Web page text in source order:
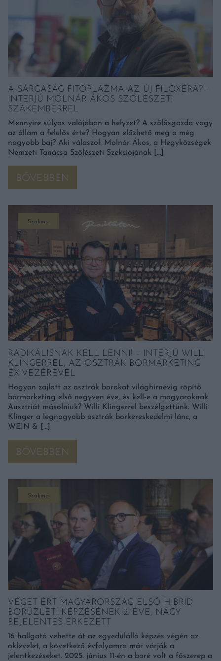
A SÁRGASÁG FITOPLAZMA AZ ÚJ FILOXÉRA? –
INTERJÚ MOLNÁR ÁKOS SZŐLÉSZETI
SZAKEMBERREL
Mennyire súlyos valójában a helyzet? A szőlősgazda vagy
az állam a felelős érte? Hogyan előzhető meg a még
nagyobb baj? Aki válaszol: Molnár Ákos, a Hegyközségek
Nemzeti Tanácsa Szőlészeti Szekciójának […]
BŐVEBBEN
Szakma
RADIKÁLISNAK KELL LENNI! – INTERJÚ WILLI
KLINGERREL, AZ OSZTRÁK BORMARKETING
EX-VEZÉRÉVEL
Hogyan zajlott az osztrák borokat világhírnévig röpítő
bormarketing első negyven éve, és kell-e a magyaroknak
Ausztriát másolniuk? Willi Klingerrel beszélgettünk. Willi
Klinger a legnagyobb osztrák borkereskedelmi lánc, a
WEIN & […]
BŐVEBBEN
Szakma
VÉGET ÉRT MAGYARORSZÁG ELSŐ HIBRID
BORÜZLETI KÉPZÉSÉNEK 2. ÉVE, NAGY
BEJELENTÉS ÉRKEZETT
16 hallgató vehette át az egyedülálló képzés végén az
oklevelet, a következő évfolyamra már várják a
jelentkezéseket. 2025. június 11-én a boré volt a főszerep a